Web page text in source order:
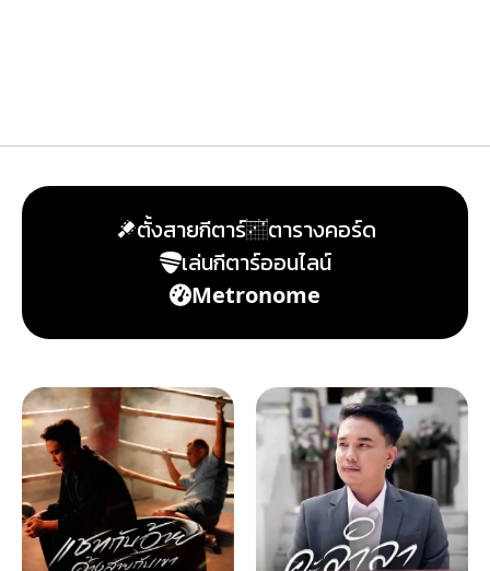
ตั้งสายกีตาร์
ตารางคอร์ด
เล่นกีตาร์ออนไลน์
Metronome